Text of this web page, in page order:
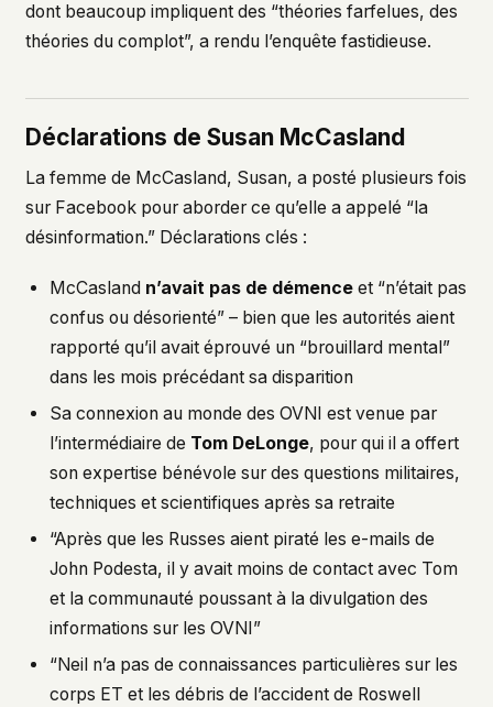
dont beaucoup impliquent des “théories farfelues, des
théories du complot”, a rendu l’enquête fastidieuse.
Déclarations de Susan McCasland
La femme de McCasland, Susan, a posté plusieurs fois
sur Facebook pour aborder ce qu’elle a appelé “la
désinformation.” Déclarations clés :
McCasland n’avait pas de démence et “n’était pas
confus ou désorienté” – bien que les autorités aient
rapporté qu’il avait éprouvé un “brouillard mental”
dans les mois précédant sa disparition
Sa connexion au monde des OVNI est venue par
l’intermédiaire de Tom DeLonge, pour qui il a offert
son expertise bénévole sur des questions militaires,
techniques et scientifiques après sa retraite
“Après que les Russes aient piraté les e-mails de
John Podesta, il y avait moins de contact avec Tom
et la communauté poussant à la divulgation des
informations sur les OVNI”
“Neil n’a pas de connaissances particulières sur les
corps ET et les débris de l’accident de Roswell